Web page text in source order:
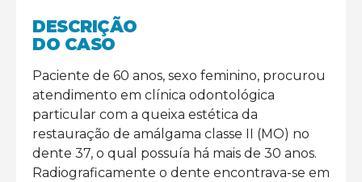
DESCRIÇÃO
DO CASO
Paciente de 60 anos, sexo feminino, procurou
atendimento em clínica odontológica
particular com a queixa estética da
restauração de amálgama classe II (MO) no
dente 37, o qual possuía há mais de 30 anos.
Radiograficamente o dente encontrava-se em